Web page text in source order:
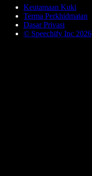
Keutamaan Kuki
Terma Perkhidmatan
Dasar Privasi
© Speechify Inc 2026